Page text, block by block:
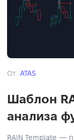
От ATAS
Шаблон
анализа
RAIN Template —